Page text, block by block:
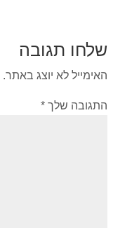
שלחו תגובה
האימייל לא יוצג באתר.
התגובה שלך *